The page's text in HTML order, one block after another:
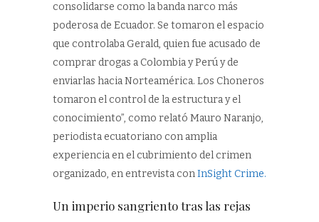
consolidarse como la banda narco más
poderosa de Ecuador. Se tomaron el espacio
que controlaba Gerald, quien fue acusado de
comprar drogas a Colombia y Perú y de
enviarlas hacia Norteamérica. Los Choneros
tomaron el control de la estructura y el
conocimiento”, como relató Mauro Naranjo,
periodista ecuatoriano con amplia
experiencia en el cubrimiento del crimen
organizado, en entrevista conInSight Crime.
Un imperio sangriento tras las rejas